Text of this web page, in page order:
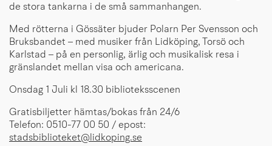
de stora tankarna i de små sammanhangen.
Med rötterna i Gössäter bjuder Polarn Per Svensson och
Bruksbandet – med musiker från Lidköping, Torsö och
Karlstad – på en personlig, ärlig och musikalisk resa i
gränslandet mellan visa och americana.
Onsdag 1 Juli kl 18.30 biblioteksscenen
Gratisbiljetter hämtas/bokas från 24/6
Telefon: 0510-77 00 50 / epost:
stadsbiblioteket@lidkoping.se